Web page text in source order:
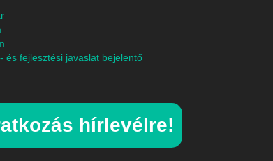
és fejlesztési javaslat bejelentő
hírlevélre!